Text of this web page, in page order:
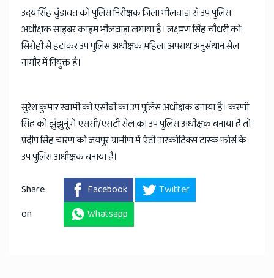
उदय सिंह चुंडावत को पुलिस निरीक्षक जिला भीलवाड़ा से उप पुलिस
अधीक्षक साइबर क्राइम भीलवाड़ा लगाया है। लक्ष्मण सिंह चौधरी को
सिरोही से हटाकर उप पुलिस अधीक्षक महिला अपराध अनुसंधान सेल
नागौर में नियुक्त है।
सुरेश कुमार स्वामी को एसीबी का उप पुलिस अधीक्षक बनाया है। करणी
सिंह को झुंझुनूं में एससी/एसटी सेल का उप पुलिस अधीक्षक बनाया है तो
प्रदीप सिंह चारण को जयपुर ग्रामीण में एंटी नारकोटिक्स टास्क फोर्स के
उप पुलिस अधीक्षक बनाया है।
Share
on
Facebook
Twitter
Whatsapp